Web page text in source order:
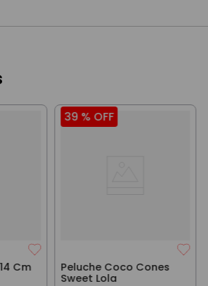
Cm
39 % OFF
Peluche Coco Cones
Sweet Lola